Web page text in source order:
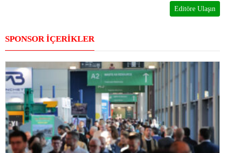
Editöre Ulaşın
SPONSOR İÇERİKLER